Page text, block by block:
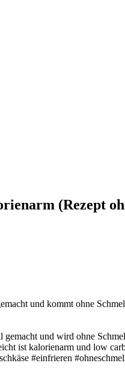
(Rezept
und kommt ohne